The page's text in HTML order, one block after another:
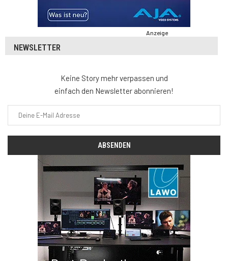
Anzeige
NEWSLETTER
Keine Story mehr verpassen und
einfach den Newsletter abonnieren!